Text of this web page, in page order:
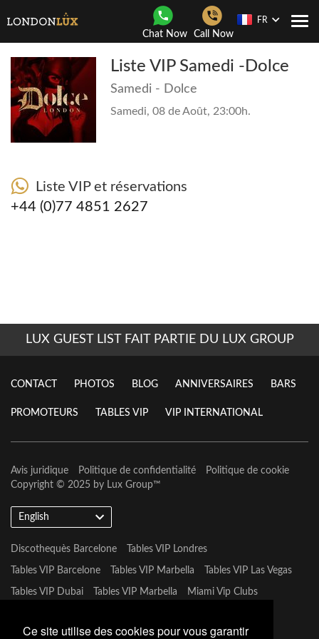
Ce site utilise des cookies pour vous garantir
Chat Now Call Now
FR
Liste VIP Samedi -Dolce
Samedi - Dolce
Samedi, 08 de Août, 23:00h.
Liste VIP et réservations
+44 (0)77 4851 2627
LUX GUEST LIST FAIT PARTIE DU LUX GROUP
CONTACT PHOTOS BLOG ANNIVERSAIRES BARS
PROMOTEURS TABLES VIP VIP INTERNATIONAL
Avis juridique Politique de confidentialité
Politique de cookie
Copyright © 2025 by Lux Group™
English
Discothequès Barcelone Tables VIP Londres
Tables VIP Barcelone Tables VIP Marbella Tables VIP Las Vegas
Tables VIP Dubai Tables VIP Marbella Miami Vip Clubs